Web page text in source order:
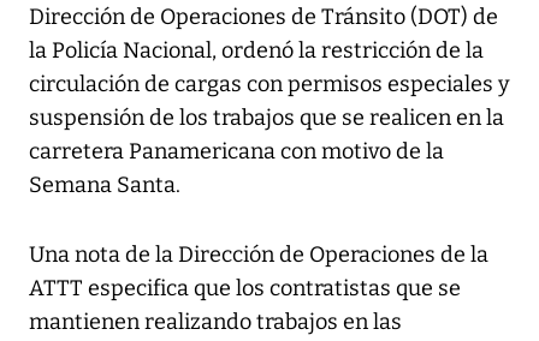
Dirección de Operaciones de Tránsito (DOT) de
la Policía Nacional, ordenó la restricción de la
circulación de cargas con permisos especiales y
suspensión de los trabajos que se realicen en la
carretera Panamericana con motivo de la
Semana Santa.
Una nota de la Dirección de Operaciones de la
ATTT especifica que los contratistas que se
mantienen realizando trabajos en las